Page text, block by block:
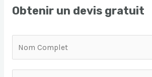
Obtenir un devis gratuit